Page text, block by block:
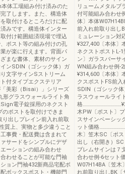
体工場組み付け済みのた
了します。また、構造体
取付けるところだけに配
みです。構造体インター
付け範囲組済現場で埋込
ポスト等の組み付けの孔
が楽に行えます。背面パ
まな書体、素材のサイン
ンSDIN（ゴシック体）ガ
文字サインSストリーム
付タイプエクステリア
美彩（Bisai）」シリーズ
形グラスウォールライト角
電子錠採用のネクスト
ポストを取付けできま
出しプレイン前入れ前取
質上、実物と多少違うこと
事費・配送費は含まれて
サードをシンプルにデザ
ーションの組み合わせ
わせることが可能な門袖
ョン門袖432新商品宅配ボ
ボックスポスト・機能門
リュームメタル
付可能組み合わせ
体〕本体
前入れ前取り出し
ミュレーション
¥327,400〔本体〕
ネクストポストL-
ン〕ガラスバーサ
WN組み合わせ例-
¥314,600〔本体〕
クスポストFS前
SDIN（ゴシック
ラスウォールライ
格
木PW〔ポスト〕
スサインベーシッ
ット価格
木〕笠木SC〔ポ
出し（右開き）
ブレムサインは７
合わせ例-6セット
W07H14BA〔笠木
れ前取り出しBK〔